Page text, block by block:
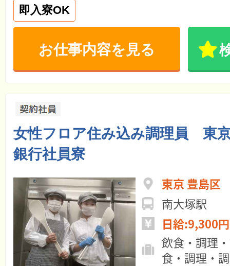
即入寮OK
お仕事内容を見る
女性フロア住み込み調理員 東
銀行社員寮
東京 豊島区
南大塚駅
日給:9,300
飲食・調理
食・調理・